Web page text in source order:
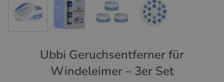
Ubbi Geruchsentferner für
Windeleimer – 3er Set